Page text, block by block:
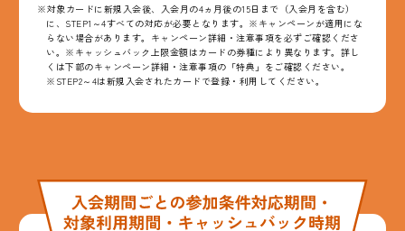
※対象カードに新規入会後、入会月の4ヵ月後の15日まで（入会月を含む）
に、STEP1～4すべての対応が必要となります。※キャンペーンが適用にな
らない場合があります。キャンペーン詳細・注意事項を必ずご確認くださ
い。※キャッシュバック上限金額はカードの券種により異なります。詳し
くは下部のキャンペーン詳細・注意事項の「特典」をご確認ください。
※STEP2～4は新規入会されたカードで登録・利用してください。